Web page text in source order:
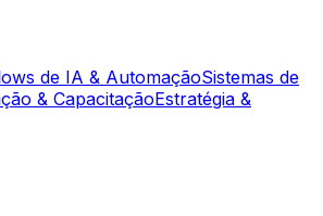
de IA & AutomaçãoSistemas de
& CapacitaçãoEstratégia &